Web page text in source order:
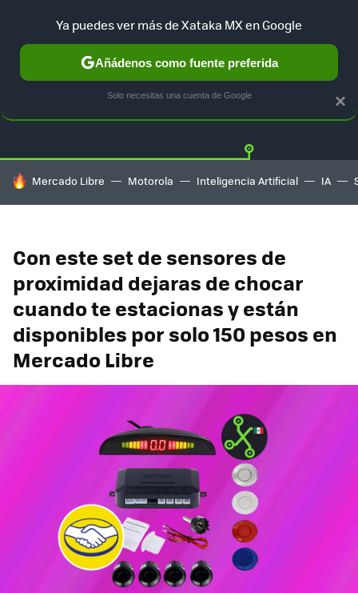
GUÍA DE COMPRAS MERCADO LIBRE
HOY SE HABLA DE
Mercado Libre Motorola Inteligencia Artificial IA
Con este set de sensores de
proximidad dejaras de chocar
cuando te estacionas y están
disponibles por solo 150 pesos en
Mercado Libre
×
Ya puedes ver más de Xataka MX en Google
Añádenos como fuente preferida
Solo necesitas una cuenta de Google